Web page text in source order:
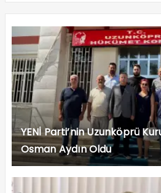
YENİ Parti’nin Uzunköprü
Osman Aydın Oldu